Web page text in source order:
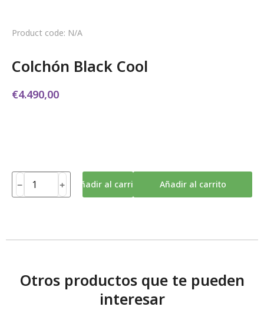
Product code: N/A
Colchón Black Cool
€4.490,00
Añadir al carrito Añadir al carrito
Otros productos que te pueden
interesar